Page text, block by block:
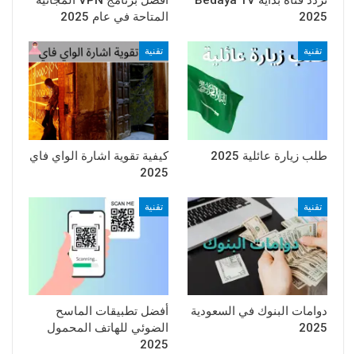
2025
المتاحة في عام 2025
تقنية
طلب زيارة عائلية 2025
تقنية
كيفية تقوية اشارة الواي فاي
2025
تقنية
دوامات البنوك في السعودية
2025
تقنية
أفضل تطبيقات الماسح
الضوئي للهاتف المحمول
2025